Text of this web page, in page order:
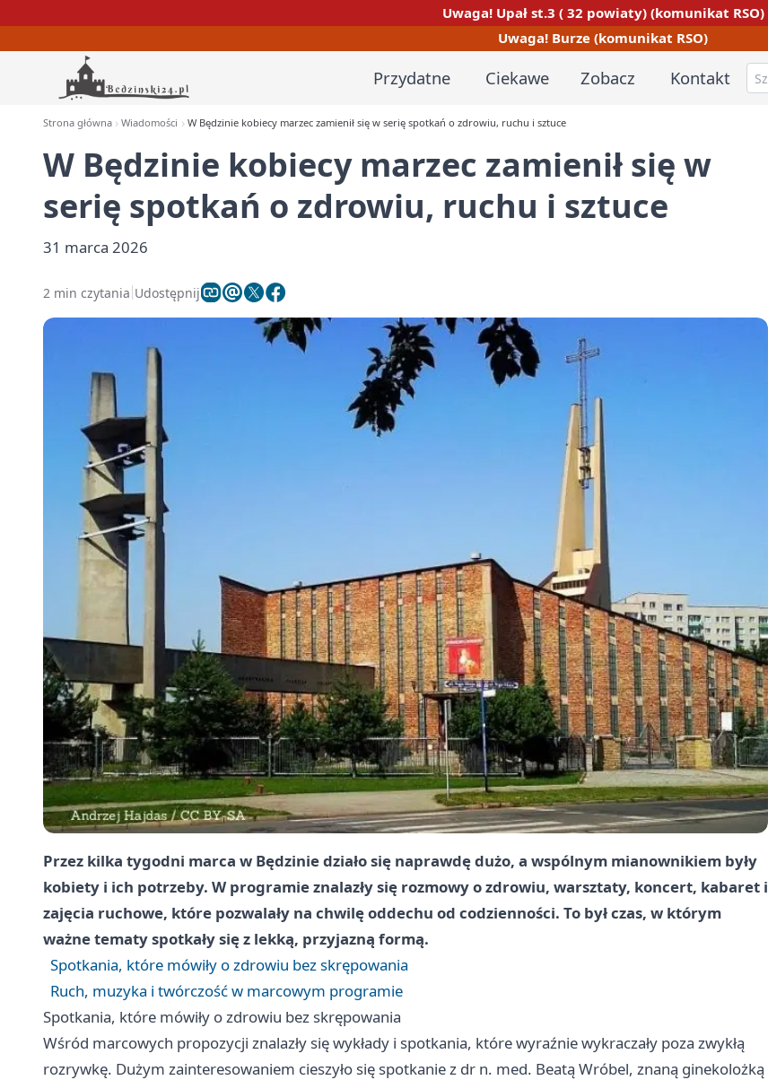
Uwaga! Upał st.3 ( 32 powiaty) (komunikat RSO)
Uwaga! Burze (komunikat RSO)
Przydatne Ciekawe Zobacz Kontakt
Strona główna Wiadomości W Będzinie kobiecy marzec zamienił się w serię spotkań o zdrowiu, ruchu i sztuce
W Będzinie kobiecy marzec zamienił się w
serię spotkań o zdrowiu, ruchu i sztuce
31 marca 2026
2 min czytania Udostępnij
Przez kilka tygodni marca w Będzinie działo się naprawdę dużo, a wspólnym mianownikiem były
kobiety i ich potrzeby. W programie znalazły się rozmowy o zdrowiu, warsztaty, koncert, kabaret i
zajęcia ruchowe, które pozwalały na chwilę oddechu od codzienności. To był czas, w którym
ważne tematy spotkały się z lekką, przyjazną formą.
Spotkania, które mówiły o zdrowiu bez skrępowania
Ruch, muzyka i twórczość w marcowym programie
Spotkania, które mówiły o zdrowiu bez skrępowania
Wśród marcowych propozycji znalazły się wykłady i spotkania, które wyraźnie wykraczały poza zwykłą
rozrywkę. Dużym zainteresowaniem cieszyło się spotkanie z dr n. med. Beatą Wróbel, znaną ginekolożką